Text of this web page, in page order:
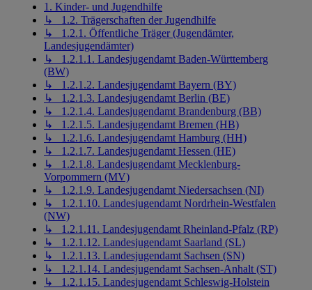
1. Kinder- und Jugendhilfe
↳ 1.2. Trägerschaften der Jugendhilfe
↳ 1.2.1. Öffentliche Träger (Jugendämter,
Landesjugendämter)
↳ 1.2.1.1. Landesjugendamt Baden-Württemberg
(BW)
↳ 1.2.1.2. Landesjugendamt Bayern (BY)
↳ 1.2.1.3. Landesjugendamt Berlin (BE)
↳ 1.2.1.4. Landesjugendamt Brandenburg (BB)
↳ 1.2.1.5. Landesjugendamt Bremen (HB)
↳ 1.2.1.6. Landesjugendamt Hamburg (HH)
↳ 1.2.1.7. Landesjugendamt Hessen (HE)
↳ 1.2.1.8. Landesjugendamt Mecklenburg-
Vorpommern (MV)
↳ 1.2.1.9. Landesjugendamt Niedersachsen (NI)
↳ 1.2.1.10. Landesjugendamt Nordrhein-Westfalen
(NW)
↳ 1.2.1.11. Landesjugendamt Rheinland-Pfalz (RP)
↳ 1.2.1.12. Landesjugendamt Saarland (SL)
↳ 1.2.1.13. Landesjugendamt Sachsen (SN)
↳ 1.2.1.14. Landesjugendamt Sachsen-Anhalt (ST)
↳ 1.2.1.15. Landesjugendamt Schleswig-Holstein